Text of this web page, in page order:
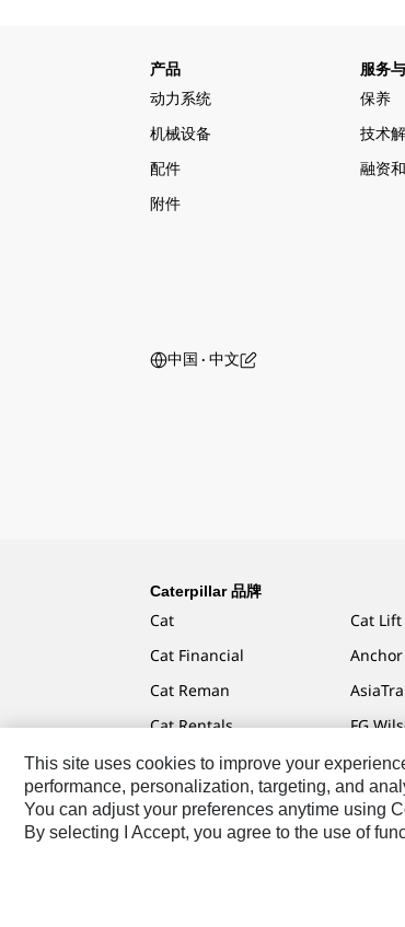
产品
动力系统
机械设备
配件
附件
服务
保养
技术
融资
中国 ‧ 中文
Caterpillar 品牌
Cat
Cat Financial
Cat Reman
Cat Rentals
Cat Lift
Anchor
FG
Caterpillar.com 联系 Caterpillar 站点
This site uses cookies to improve your
performance, personalization, targeting, and
You can adjust your preferences anytime using
By selecting I Accept, you agree to the use of